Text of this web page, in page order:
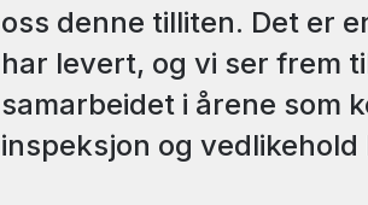
oss denne tilliten. Det er
har levert, og vi ser frem
samarbeidet i årene som
inspeksjon og